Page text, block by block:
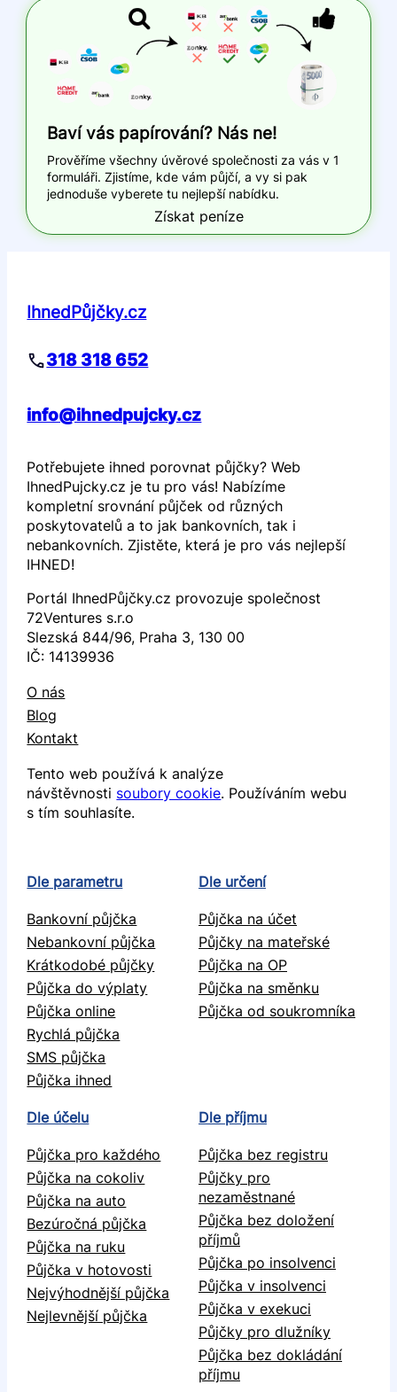
Baví vás papírování? Nás ne!
Prověříme všechny úvěrové společnosti za vás v 1
formuláři. Zjistíme, kde vám půjčí, a vy si pak
jednoduše vyberete tu nejlepší nabídku.
Získat peníze
IhnedPůjčky.cz
318 318 652
info@ihnedpujcky.cz
Potřebujete ihned porovnat půjčky? Web
IhnedPujcky.cz je tu pro vás! Nabízíme
kompletní srovnání půjček od různých
poskytovatelů a to jak bankovních, tak i
nebankovních. Zjistěte, která je pro vás nejlepší
IHNED!
Portál IhnedPůjčky.cz provozuje společnost
72Ventures s.r.o
Slezská 844/96, Praha 3, 130 00
IČ: 14139936
O nás
Blog
Kontakt
Tento web používá k analýze
návštěvnosti soubory cookie. Používáním webu
s tím souhlasíte.
Dle parametru
Bankovní půjčka
Nebankovní půjčka
Krátkodobé půjčky
Půjčka do výplaty
Půjčka online
Rychlá půjčka
SMS půjčka
Půjčka ihned
Dle určení
Půjčka na účet
Půjčky na mateřské
Půjčka na OP
Půjčka na směnku
Půjčka od soukromníka
Dle účelu
Půjčka pro každého
Půjčka na cokoliv
Půjčka na auto
Bezúročná půjčka
Půjčka na ruku
Půjčka v hotovosti
Nejvýhodnější půjčka
Nejlevnější půjčka
Dle příjmu
Půjčka bez registru
Půjčky pro
nezaměstnané
Půjčka bez doložení
příjmů
Půjčka po insolvenci
Půjčka v insolvenci
Půjčka v exekuci
Půjčky pro dlužníky
Půjčka bez dokládání
příjmu